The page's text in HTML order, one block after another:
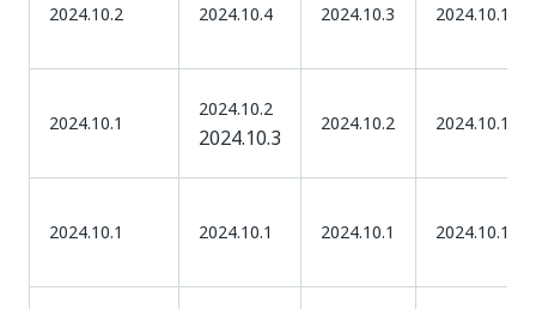
2024.10.2 2024.10.4 2024.10.3 2024.10.1
2024.10.1
2024.10.2
2024.10.3
2024.10.2 2024.10.1
2024.10.1 2024.10.1 2024.10.1 2024.10.1